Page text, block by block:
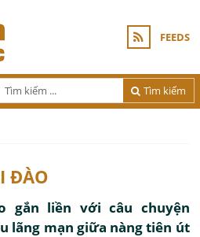
FEEDS
Tìm kiếm
ĐÀO
gắn liền với câu chuyện
lãng mạn giữa nàng tiên út